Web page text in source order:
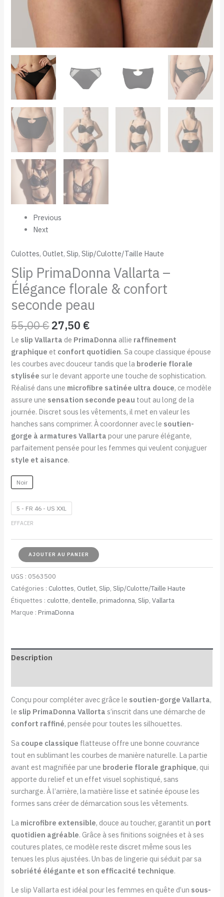
Previous
Next
Culottes,Outlet,Slip,Slip/Culotte/Taille Haute
Slip PrimaDonna Vallarta –
Élégance florale & confort
seconde peau
55,00€27,50 €
Le slip Vallarta de PrimaDonna allie raffinement
graphique et confort quotidien. Sa coupe classique épouse
les courbes avec douceur tandis que la broderie florale
stylisée sur le devant apporte une touche de sophistication.
Réalisé dans une microfibre satinée ultra douce, ce modèle
assure une sensation seconde peau tout au long de la
journée. Discret sous les vêtements, il met en valeur les
hanches sans comprimer. À coordonner avec le soutien-
gorge à armatures Vallarta pour une parure élégante,
parfaitement pensée pour les femmes qui veulent conjuguer
style et aisance.
Noir
5 - FR 46 - US XXL
EFFACER
AJOUTER AU PANIER
UGS : 0563500
Catégories : Culottes, Outlet,Slip,Slip/Culotte/Taille Haute
Étiquettes : culotte, dentelle,primadonna,Slip,Vallarta
Marque :PrimaDonna
Description
Conçu pour compléter avec grâce le soutien-gorge Vallarta,
le slip PrimaDonna Vallorta s’inscrit dans une démarche de
confort raffiné, pensée pour toutes les silhouettes.
Sa coupe classique flatteuse offre une bonne couvrance
tout en sublimant les courbes de manière naturelle. La partie
avant est magnifiée par une broderie florale graphique, qui
apporte du relief et un effet visuel sophistiqué, sans
surcharge. À l’arrière, la matière lisse et satinée épouse les
formes sans créer de démarcation sous les vêtements.
La microfibre extensible, douce au toucher, garantit un port
quotidien agréable. Grâce à ses finitions soignées et à ses
coutures plates, ce modèle reste discret même sous les
tenues les plus ajustées. Un bas de lingerie qui séduit par sa
sobriété élégante et son efficacité technique.
Le slip Vallarta est idéal pour les femmes en quête d’un sous-